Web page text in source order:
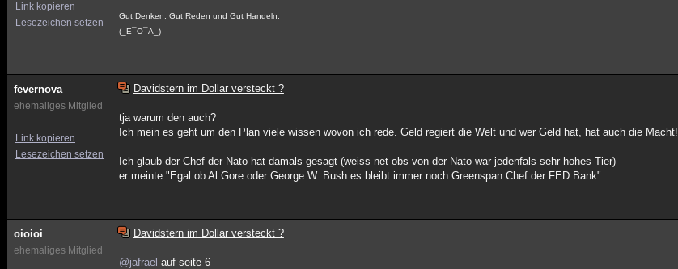
Link kopieren
Lesezeichen setzen
Gut Denken, Gut Reden und Gut Handeln.
(_E¯O¯A_)
fevernova
ehemaliges Mitglied
Link kopieren
Lesezeichen setzen
Davidstern im Dollar versteckt ?
tja warum den auch?
Ich mein es geht um den Plan viele wissen wovon ich rede. Geld regiert die Welt und wer Geld hat, hat auch die Macht!
Ich glaub der Chef der Nato hat damals gesagt (weiss net obs von der Nato war jedenfals sehr hohes Tier)
er meinte "Egal ob Al Gore oder George W. Bush es bleibt immer noch Greenspan Chef der FED Bank"
oioioi
ehemaliges Mitglied
Davidstern im Dollar versteckt ?
@jafrael auf seite 6